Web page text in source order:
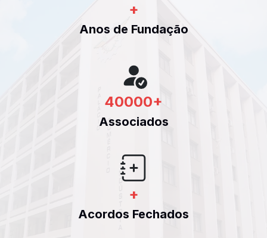
+
Anos de Fundação
40000+
Associados
+
Acordos Fechados